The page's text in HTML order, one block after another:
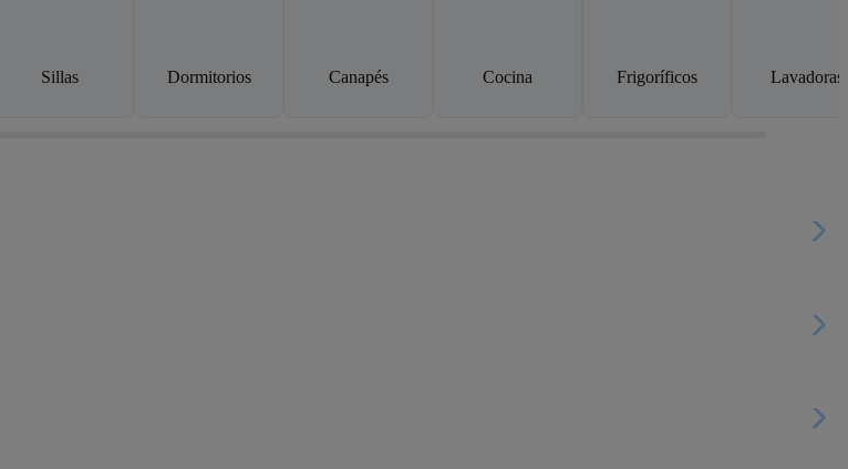
Sillas Dormitorios Canapés Cocina Frigoríficos Lavadoras